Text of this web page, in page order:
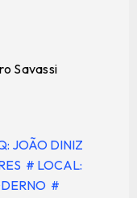
Savassi
JOÃO DINIZ
# LOCAL:
#